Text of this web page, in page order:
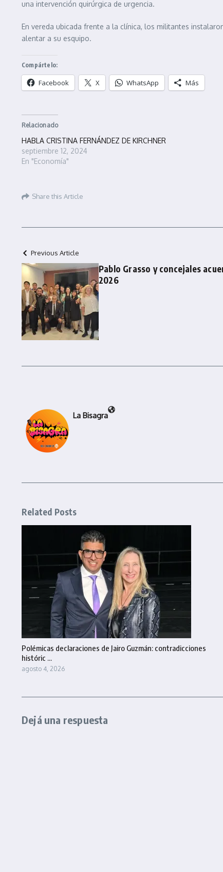
una intervención quirúrgica de urgencia.
En vereda ubicada frente a la clínica, los militantes
alentar a su esquipo.
Compártelo:
Facebook X WhatsApp Más
Relacionado
HABLA CRISTINA FERNÁNDEZ DE KIRCHNER
septiembre 12, 2024
En "Economía"
Share this Article
Previous Article
Pablo Grasso y concejales
2026
La Bisagra
Related Posts
Polémicas declaraciones de Jairo Guzmán: contradicciones
históric ...
agosto 4, 2026
Dejá una respuesta